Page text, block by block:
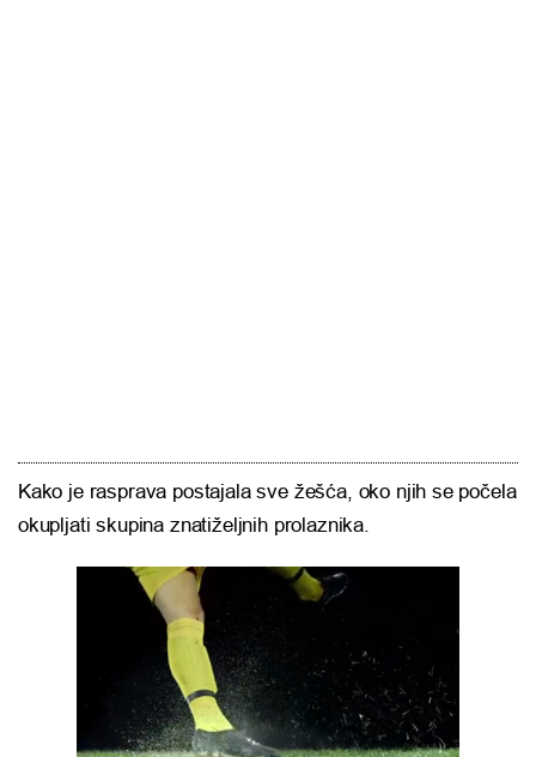
Kako je rasprava postajala sve žešća, oko njih se počela
okupljati skupina znatiželjnih prolaznika.